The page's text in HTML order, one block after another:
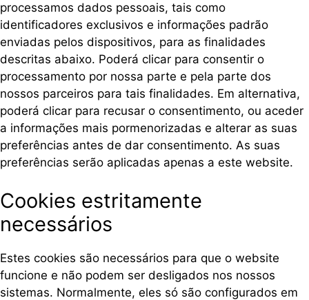
processamos dados pessoais, tais como
identificadores exclusivos e informações padrão
enviadas pelos dispositivos, para as finalidades
descritas abaixo. Poderá clicar para consentir o
processamento por nossa parte e pela parte dos
nossos parceiros para tais finalidades. Em alternativa,
poderá clicar para recusar o consentimento, ou aceder
a informações mais pormenorizadas e alterar as suas
preferências antes de dar consentimento. As suas
preferências serão aplicadas apenas a este website.
Cookies estritamente
necessários
Estes cookies são necessários para que o website
funcione e não podem ser desligados nos nossos
sistemas. Normalmente, eles só são configurados em